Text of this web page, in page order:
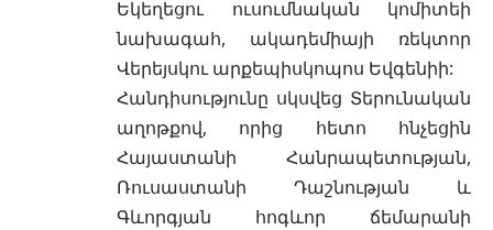
Եկեղեցու ուսումնական կոմիտեի
նախագահ, ակադեմիայի ռեկտոր
Վերեյսկու արքեպիսկոպոս Եվգենիի:
Հանդիսությունը սկսվեց Տերունական
աղոթքով, որից հետո հնչեցին
Հայաստանի Հանրապետության,
Ռուսաստանի Դաշնության և
Գևորգյան հոգևոր ճեմարանի